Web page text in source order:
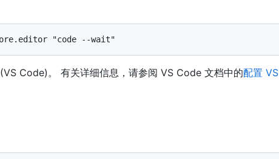
(VS Code)。 有关详细信息，请参阅 VS Code 文档中的配置 VS